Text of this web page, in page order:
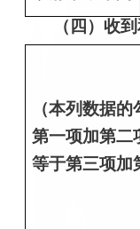
（四）收
（本列数据的
第一项加第二
等于第三项加